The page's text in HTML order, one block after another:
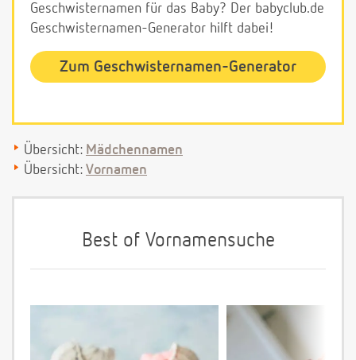
Geschwisternamen für das Baby? Der babyclub.de
Geschwisternamen-Generator hilft dabei!
Zum Geschwisternamen-Generator
Übersicht: Mädchennamen
Übersicht: Vornamen
Best of Vornamensuche